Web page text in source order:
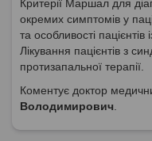
Критерії Маршал для
окремих симптомів у
та особливості
Лікування пацієнтів з
протизапальної терапії.
Коментує доктор
Володимирович